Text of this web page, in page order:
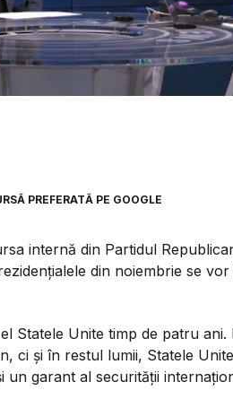
PREFERATĂ PE GOOGLE
internă din Partidul
din noiembrie se
Statele Unite timp de patru ani.
ci și în restul lumii, Statele
garant al securității